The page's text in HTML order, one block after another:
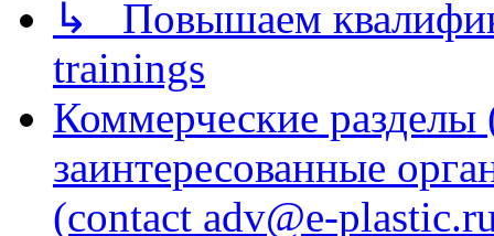
↳ Повышаем
trainings
Коммерческие
заинтересованные
(contact adv@e-